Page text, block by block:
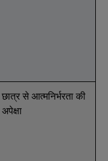
छात्र से आत्मनिर्भरता की
अपेक्षा